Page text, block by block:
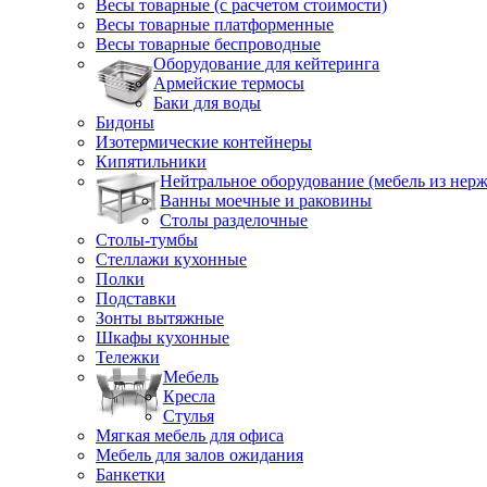
Весы товарные (с расчетом стоимости)
Весы товарные платформенные
Весы товарные беспроводные
Оборудование для кейтеринга
Армейские термосы
Баки для воды
Бидоны
Изотермические контейнеры
Кипятильники
Нейтральное оборудование (мебель из
Ванны моечные и раковины
Столы разделочные
Столы-тумбы
Стеллажи кухонные
Полки
Подставки
Зонты вытяжные
Шкафы кухонные
Тележки
Мебель
Кресла
Стулья
Мягкая мебель для офиса
Мебель для залов ожидания
Банкетки